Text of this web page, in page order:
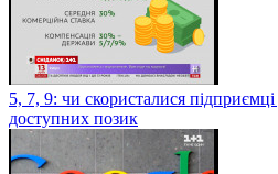
5, 7, 9: чи скористалися
доступних позик